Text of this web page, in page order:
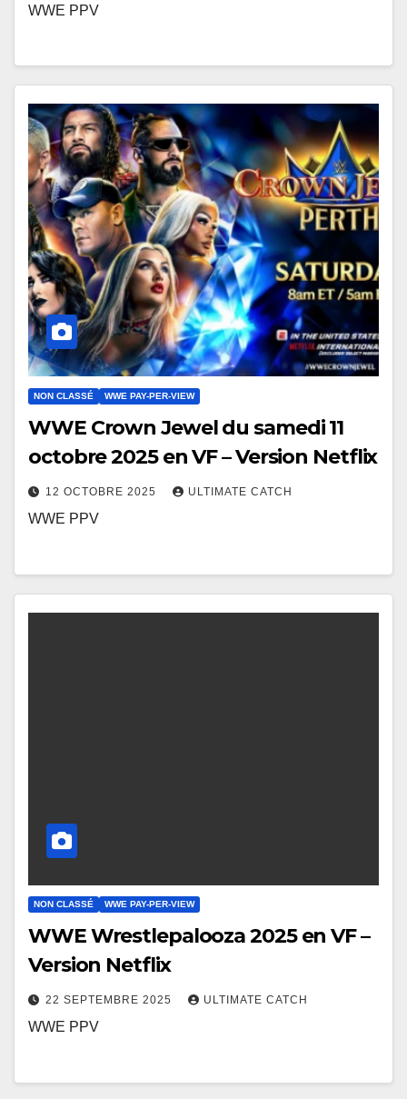
WWE PPV
NON CLASSÉ WWE PAY-PER-VIEW
WWE Crown Jewel du samedi 11
octobre 2025 en VF – Version Netflix
12 OCTOBRE 2025 ULTIMATE CATCH
WWE PPV
NON CLASSÉ WWE PAY-PER-VIEW
WWE Wrestlepalooza 2025 en VF –
Version Netflix
22 SEPTEMBRE 2025 ULTIMATE CATCH
WWE PPV